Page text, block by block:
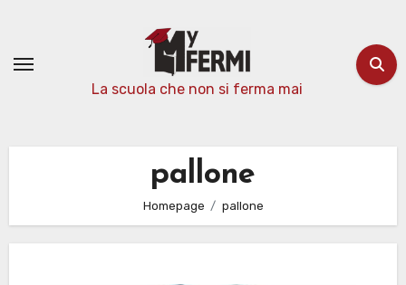
contenuto
La scuola che non si ferma mai
pallone
Homepage pallone